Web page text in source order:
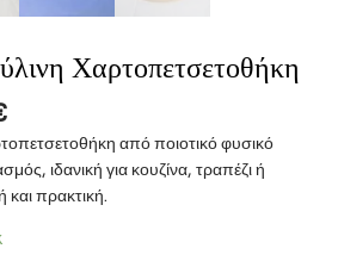
Χαρτοπετσετοθήκη
Current
price
is:
17,00 €.
από ποιοτικό φυσικό
ιδανική για κουζίνα, τραπέζι ή
πρακτική.